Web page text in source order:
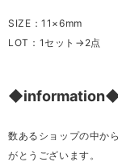
SIZE：11×6mm
LOT：1セット→2点
数あるショップの中
がとうございます。